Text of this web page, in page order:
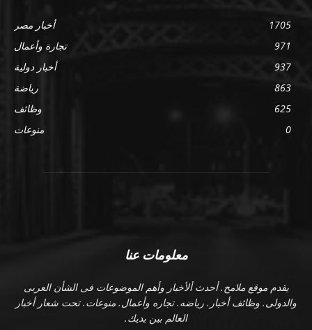
أخبار مصر
1705
تجارة وأعمال
971
أخبار دولية
937
رياضة
863
وظائف
625
منوعات
0
معلومات عنا
يقدم موقع ملامح. أحدث ألأخبار وأهم الموضوعات فى الشأن العربى
والدولى. وظائف أخبار. رياضه. تجاره وأعمال. منوعات. تحت شعار أخبار
العالم بين يديك.